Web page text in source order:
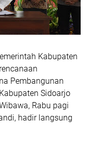
Kabupaten
Pembangunan
Sidoarjo
Rabu pagi
hadir langsung